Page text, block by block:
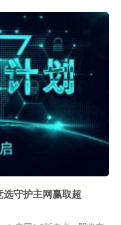
守护主网赢取超